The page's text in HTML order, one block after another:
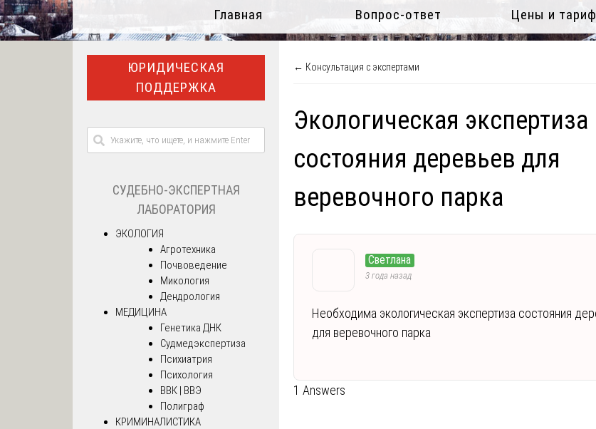
Главная Вопрос-ответ Цены и
← Консультация с экспертами
Экологическая экспертиза
состояния деревьев для
веревочного парка
Светлана
3 года назад
Необходима экологическая экспертиза состояния
для веревочного парка
1 Answers
ЮРИДИЧЕСКАЯ
ПОДДЕРЖКА
СУДЕБНО-ЭКСПЕРТНАЯ
ЛАБОРАТОРИЯ
ЭКОЛОГИЯ
Агротехника
Почвоведение
Микология
Дендрология
МЕДИЦИНА
Генетика ДНК
Судмедэкспертиза
Психиатрия
Психология
ВВК | ВВЭ
Полиграф
КРИМИНАЛИСТИКА